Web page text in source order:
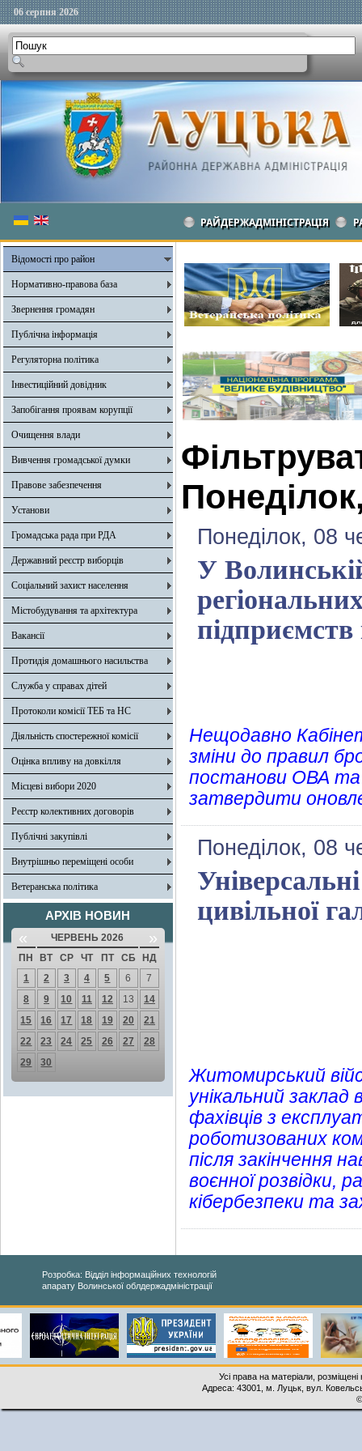
06 серпня 2026
РАЙДЕРЖАДМІНІСТРАЦІЯ
Відомості про район
Нормативно-правова база
Звернення громадян
Публічна інформація
Регуляторна політика
Інвестиційний довідник
Запобігання проявам корупції
Очищення влади
Вивчення громадської думки
Правове забезпечення
Установи
Громадська рада при РДА
Державний реєстр виборців
Соціальний захист населення
Містобудування та архітектура
Вакансії
Протидія домашнього насильства
Служба у справах дітей
Протоколи комісії ТЕБ та НС
Діяльність спостережної комісії
Оцінка впливу на довкілля
Місцеві вибори 2020
Реєстр колективних договорів
Публічні закупівлі
Внутрішньо переміщені особи
Ветеранська політика
АРХІВ НОВИН
« ЧЕРВЕНЬ 2026 »
ПН ВТ СР ЧТ ПТ СБ
НД
1
2 3 4 5 6
7
8
9 10 11 12 13
14
15
16 17 18 19 20
21
22
23 24 25 26 27
28
29
30
Понеділок, 08
У
Нещодавно
зміни до правил
постанови ОВА та
затвердити
Понеділок, 08
цивільної
Житомирський
унікальний
фахівців з
роботизованих
після закінчення
воєнної розвідки,
кібербезпеки та
Розробка: Відділ інформаційних технологій
апарату Волинської облдержадміністрації
Усі права на матеріали,
Адреса: 43001, м. Луцьк, вул.